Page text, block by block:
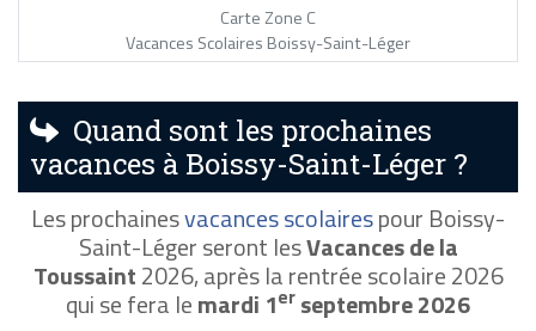
Carte Zone C
Vacances Scolaires Boissy-Saint-Léger
Quand sont les prochaines
vacances à Boissy-Saint-Léger ?
Les prochainesvacances scolairespour Boissy-
Saint-Léger seront lesVacances de la
Toussaint2026, après la rentrée scolaire 2026
qui se fera lemardi 1er septembre 2026